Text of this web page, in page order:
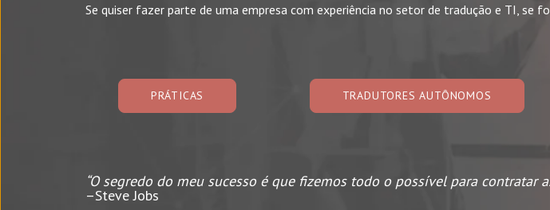
Se quiser fazer parte de uma empresa com experiência no setor de tradução e TI, se
PRÁTICAS TRADUTORES AUTÔNOMOS
“O segredo do meu sucesso é que fizemos todo o possível para contratar
–Steve Jobs